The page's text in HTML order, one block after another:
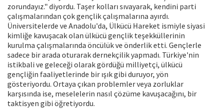
zorundayız." diyordu. Taşer kolları sıvayarak, kendini parti
çalışmalarından çok gençlik çalışmalarına ayırdı.
Üniversitelerde ve Anadolu'da, Ülkücü Hareket ismiyle siyasi
kimliğe kavuşacak olan ülkücü gençlik teşekküllerinin
kurulma çalışmalarında öncülük ve önderlik etti. Gençlerle
sadece bir arada oturarak dernekçilik yapmadı. Türkiye'nin
istikbali ve geleceği olarak gördüğü milliyetçi, ülkücü
gençliğin faaliyetlerinde bir ışık gibi duruyor, yön
gösteriyordu. Ortaya çıkan problemler veya zorluklar
karşısında ise, meselelerin nasıl çözüme kavuşacağını, bir
taktisyen gibi öğretiyordu.